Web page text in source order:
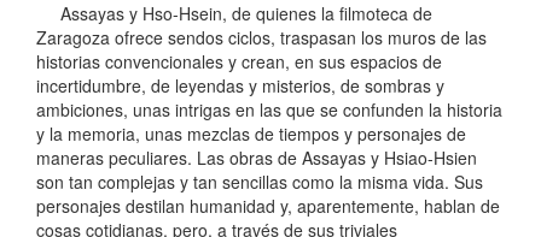
Assayas y Hso-Hsein, de quienes la filmoteca de
Zaragoza ofrece sendos ciclos, traspasan los muros de las
historias convencionales y crean, en sus espacios de
incertidumbre, de leyendas y misterios, de sombras y
ambiciones, unas intrigas en las que se confunden la historia
y la memoria, unas mezclas de tiempos y personajes de
maneras peculiares. Las obras de Assayas y Hsiao-Hsien
son tan complejas y tan sencillas como la misma vida. Sus
personajes destilan humanidad y, aparentemente, hablan de
cosas cotidianas, pero, a través de sus triviales